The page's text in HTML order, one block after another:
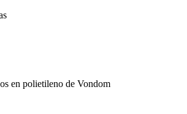
en polietileno de Vondom